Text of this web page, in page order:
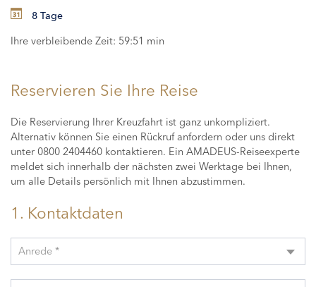
8 Tage
Ihre verbleibende Zeit: 59:51 min
Reservieren Sie Ihre Reise
Die Reservierung Ihrer Kreuzfahrt ist ganz unkompliziert.
Alternativ können Sie einen Rückruf anfordern oder uns direkt
unter 0800 2404460 kontaktieren. Ein AMADEUS-Reiseexperte
meldet sich innerhalb der nächsten zwei Werktage bei Ihnen,
um alle Details persönlich mit Ihnen abzustimmen.
1. Kontaktdaten
Anrede *